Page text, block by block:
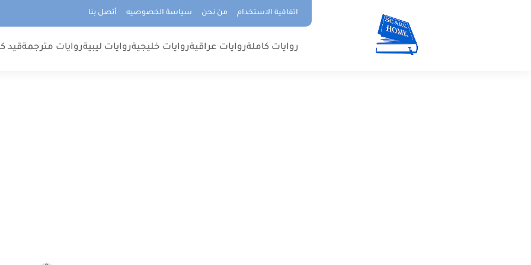
اتفاقية الاستخدام من نحن سياسة الخصوصيه أتصل بنا
روايات كاملةروايات عراقيةروايات خليجيةروايات ليبيةروايات مترجمةقيد